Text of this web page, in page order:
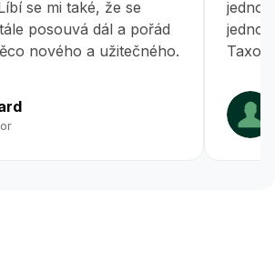
se mi také, že se
posouvá dál a pořád
nového a užitečného.